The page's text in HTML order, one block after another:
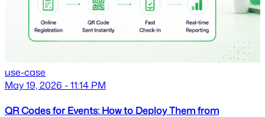
use-case
May 19, 2026 - 11:14 PM
QR Codes for Events: How to Deploy Them from